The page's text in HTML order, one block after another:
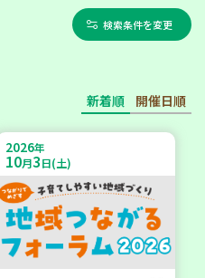
検索条件を変更
新着順 開催日順
2026年
10月3日(土)